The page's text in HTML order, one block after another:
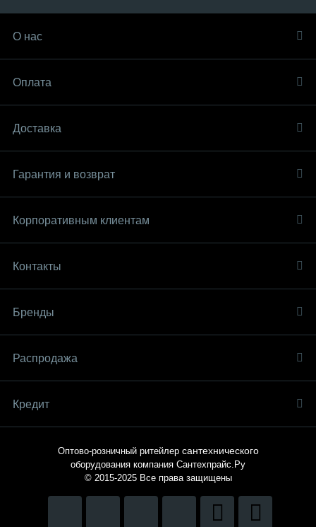
О нас
Оплата
Доставка
Гарантия и возврат
Корпоративным клиентам
Контакты
Бренды
Распродaжа
Кредит
Оптово-розничный ритейлер сантехнического
оборудования компания Сантехпрайс.Ру
© 2015-2025 Все права защищены